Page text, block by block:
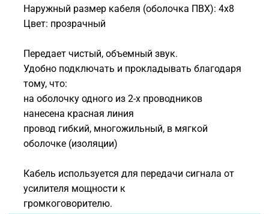
Наружный размер кабеля (оболочка ПВХ): 4х8
Цвет: прозрачный
Передает чистый, объемный звук.
Удобно подключать и прокладывать благодаря
тому, что:
на оболочку одного из 2-х проводников
нанесена красная линия
провод гибкий, многожильный, в мягкой
оболочке (изоляции)
Кабель используется для передачи сигнала от
усилителя мощности к